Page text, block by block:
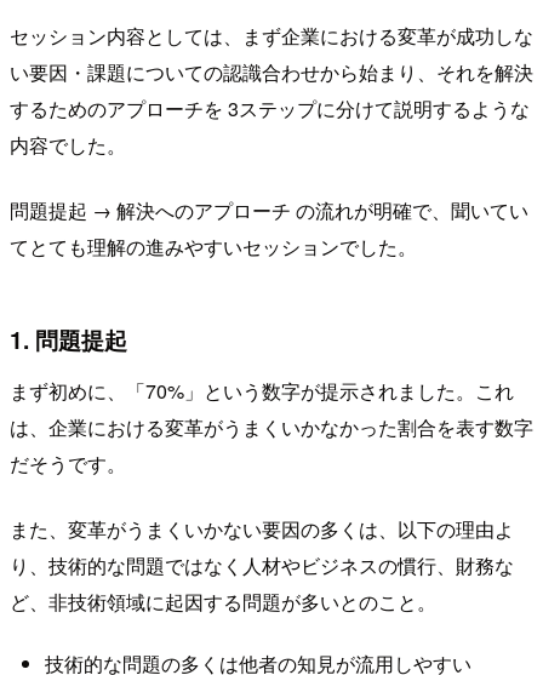
セッション内容としては、まず企業における変革が成功しな
い要因・課題についての認識合わせから始まり、それを解決
するためのアプローチを 3ステップに分けて説明するような
内容でした。
問題提起 → 解決へのアプローチ の流れが明確で、聞いてい
てとても理解の進みやすいセッションでした。
1. 問題提起
まず初めに、「70%」という数字が提示されました。これ
は、企業における変革がうまくいかなかった割合を表す数字
だそうです。
また、変革がうまくいかない要因の多くは、以下の理由よ
り、技術的な問題ではなく人材やビジネスの慣行、財務な
ど、非技術領域に起因する問題が多いとのこと。
技術的な問題の多くは他者の知見が流用しやすい